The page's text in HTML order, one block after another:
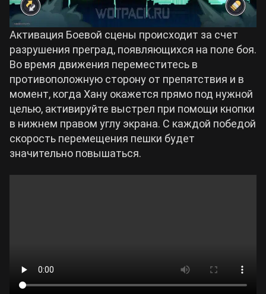
Активация Боевой сцены происходит за счет
разрушения преград, появляющихся на поле боя.
Во время движения переместитесь в
противоположную сторону от препятствия и в
момент, когда Хану окажется прямо под нужной
целью, активируйте выстрел при помощи кнопки
в нижнем правом углу экрана. С каждой победой
скорость перемещения пешки будет
значительно повышаться.